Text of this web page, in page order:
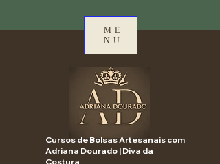
ME
NU
Cursos de Bolsas Artesanais com
Adriana Dourado | Diva da
Costura